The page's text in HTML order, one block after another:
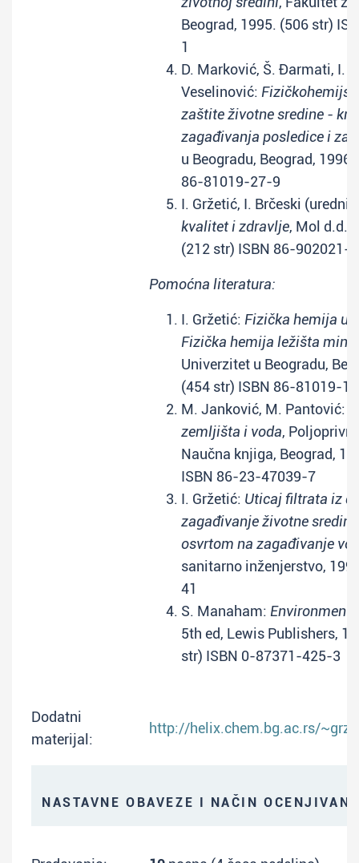
Beograd, 1995. (506 str)
1
D. Marković, Š. Đarmati, I.
Veselinović:
zaštite životne sredine -
zagađivanja posledice i
u Beogradu, Beograd,
86-81019-27-9
I. Gržetić, I. Brčeski
kvalitet i zdravlje, Mol d.d.,
(212 str) ISBN 86-902021-
Pomoćna literatura:
I. Gržetić: Fizička hemija u
Fizička hemija ležišta
Univerzitet u Beogradu,
(454 str) ISBN 86-81019-
M. Janković, M. Pantović:
zemljišta i voda,
Naučna knjiga, Beograd,
ISBN 86-23-47039-7
I. Gržetić: Uticaj filtrata iz
zagađivanje životne
osvrtom na zagađivanje
sanitarno inženjerstvo,
41
S. Manaham:
5th ed, Lewis Publishers,
str) ISBN 0-87371-425-3
Dodatni
materijal:
http://helix.chem.bg.ac.rs/
NASTAVNE OBAVEZE I NAČIN